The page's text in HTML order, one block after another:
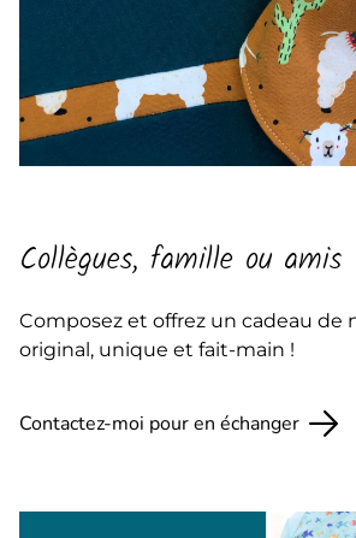
Collègues, famille ou amis
Composez et offrez un cadeau de
original, unique et fait-main !
Contactez-moi pour en échanger